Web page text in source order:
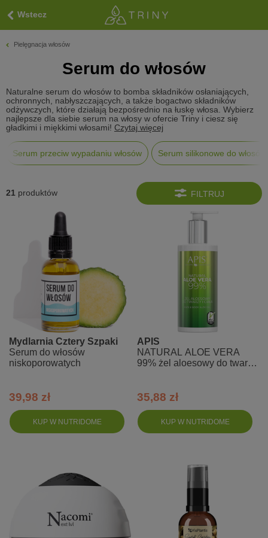
Wstecz
Pielęgnacja włosów
Serum do włosów
Naturalne serum do włosów to bomba składników osłaniających,
ochronnych, nabłyszczających, a także bogactwo składników
odżywczych, które działają bezpośrednio na łuskę włosa. Wybierz
najlepsze dla siebie serum na włosy w ofercie Triny i ciesz się
gładkimi i miękkimi włosami! Czytaj więcej
Serum przeciw wypadaniu włosów Serum silikonowe do włosów
FILTRUJ
21 produktów
KUP W NUTRIDOME
Mydlarnia Cztery Szpaki
Serum do włosów
niskoporowatych
39,98 zł
KUP W NUTRIDOME
APIS
NATURAL ALOE VERA
99% żel aloesowy do twarzy
35,88 zł